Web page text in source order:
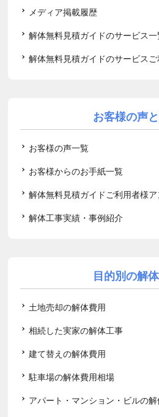
メディア掲載履歴
解体無料見積ガイドのサービス一
解体無料見積ガイドのサービス
お客様の声
お客様の声一覧
お客様からのお手紙一覧
解体無料見積ガイドご利用者様ア
解体工事実績・事例紹介
目的別の解
土地売却の解体費用
相続した実家の解体工事
建て替えの解体費用
駐車場の解体費用相場
アパート・マンション・ビルの解